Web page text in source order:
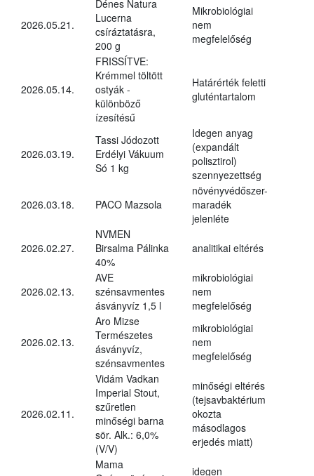
2026.05.21.
Dénes Natura
Lucerna
csíráztatásra,
200 g
Mikrobiológiai
nem
megfelelőség
2026.05.14.
FRISSÍTVE:
Krémmel töltött
ostyák -
különböző
ízesítésű
Határérték feletti
gluténtartalom
2026.03.19.
Tassi Jódozott
Erdélyi Vákuum
Só 1 kg
Idegen anyag
(expandált
polisztirol)
szennyezettség
2026.03.18. PACO Mazsola
növényvédőszer-
maradék
jelenléte
2026.02.27.
NVMEN
Birsalma Pálinka
40%
analitikai eltérés
2026.02.13.
AVE
szénsavmentes
ásványvíz 1,5 l
mikrobiológiai
nem
megfelelőség
2026.02.13.
Aro Mizse
Természetes
ásványvíz,
szénsavmentes
mikrobiológiai
nem
megfelelőség
2026.02.11.
Vidám Vadkan
Imperial Stout,
szűretlen
minőségi barna
sör. Alk.: 6,0%
(V/V)
minőségi eltérés
(tejsavbaktérium
okozta
másodlagos
erjedés miatt)
Mama
idegen